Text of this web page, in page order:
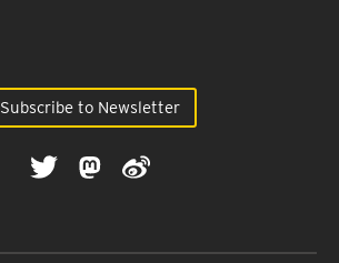
Subscribe to Newsletter